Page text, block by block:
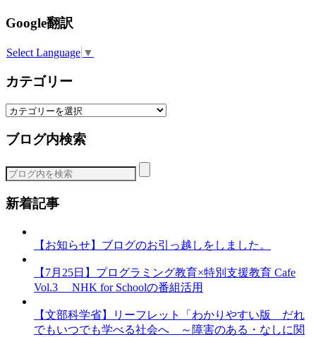
Google翻訳
Select Language ▼
カテゴリー
カ
ゴ
ー
ブログ内検索
新着記事
【お知らせ】ブログのお引っ越しをしました。
【7月25日】プログラミング教育×特別支援教育 Cafe
Vol.3 NHK for Schoolの番組活用
【文部科学省】リーフレット「わかりやすい版 だれ
でもいつでも学べる社会へ ～障害のある・なしに関